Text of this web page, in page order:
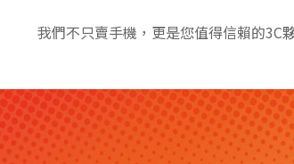
我們不只賣手機，更是您值得信賴的3C